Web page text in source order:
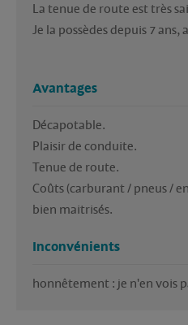
La tenue de route est très
Je la possèdes depuis 7
Avantages
Décapotable.
Plaisir de conduite.
Tenue de route.
Coûts (carburant / pneus /
bien maitrisés.
Inconvénients
honnêtement : je n'en vois